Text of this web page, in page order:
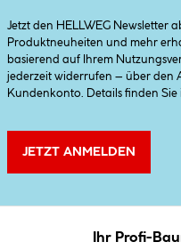
Jetzt den HELLWEG Newsletter
Produktneuheiten und mehr
basierend auf Ihrem
jederzeit widerrufen – über den
Kundenkonto. Details finden Sie
JETZT ANMELDEN
Ihr Profi-